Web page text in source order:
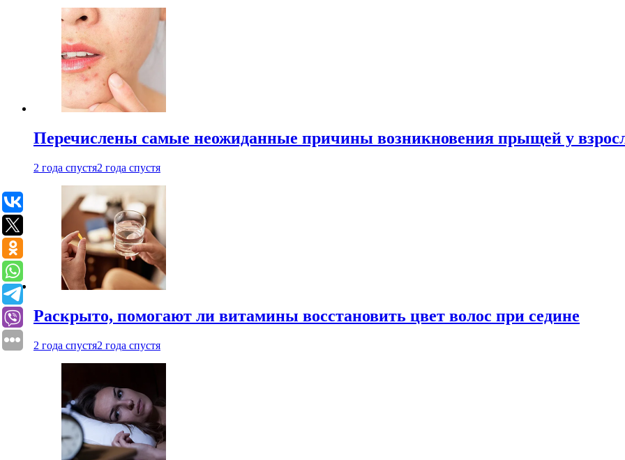
Перечислены самые неожиданные причины возникновения прыщей у
2 года спустя2 года спустя
Раскрыто, помогают ли витамины восстановить цвет волос при седине
2 года спустя2 года спустя